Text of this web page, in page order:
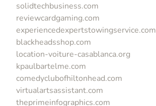
solidtechbusiness.com
reviewcardgaming.com
experiencedexpertstowingservice.com
blackheadsshop.com
location-voiture-casablanca.org
kpaulbartelme.com
comedyclubofhiltonhead.com
virtualartsassistant.com
theprimeinfographics.com